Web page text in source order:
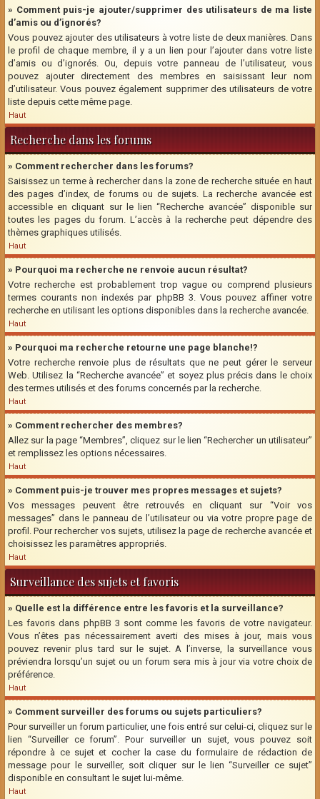
» Comment puis-je ajouter/supprimer des utilisateurs de ma liste
d’amis ou d’ignorés?
Vous pouvez ajouter des utilisateurs à votre liste de deux manières. Dans
le profil de chaque membre, il y a un lien pour l’ajouter dans votre liste
d’amis ou d’ignorés. Ou, depuis votre panneau de l’utilisateur, vous
pouvez ajouter directement des membres en saisissant leur nom
d’utilisateur. Vous pouvez également supprimer des utilisateurs de votre
liste depuis cette même page.
Haut
Recherche dans les forums
» Comment rechercher dans les forums?
Saisissez un terme à rechercher dans la zone de recherche située en haut
des pages d’index, de forums ou de sujets. La recherche avancée est
accessible en cliquant sur le lien “Recherche avancée” disponible sur
toutes les pages du forum. L’accès à la recherche peut dépendre des
thèmes graphiques utilisés.
Haut
» Pourquoi ma recherche ne renvoie aucun résultat?
Votre recherche est probablement trop vague ou comprend plusieurs
termes courants non indexés par phpBB 3. Vous pouvez affiner votre
recherche en utilisant les options disponibles dans la recherche avancée.
Haut
» Pourquoi ma recherche retourne une page blanche!?
Votre recherche renvoie plus de résultats que ne peut gérer le serveur
Web. Utilisez la “Recherche avancée” et soyez plus précis dans le choix
des termes utilisés et des forums concernés par la recherche.
Haut
» Comment rechercher des membres?
Allez sur la page “Membres”, cliquez sur le lien “Rechercher un utilisateur”
et remplissez les options nécessaires.
Haut
» Comment puis-je trouver mes propres messages et sujets?
Vos messages peuvent être retrouvés en cliquant sur “Voir vos
messages” dans le panneau de l’utilisateur ou via votre propre page de
profil. Pour rechercher vos sujets, utilisez la page de recherche avancée et
choisissez les paramètres appropriés.
Haut
Surveillance des sujets et favoris
» Quelle est la différence entre les favoris et la surveillance?
Les favoris dans phpBB 3 sont comme les favoris de votre navigateur.
Vous n’êtes pas nécessairement averti des mises à jour, mais vous
pouvez revenir plus tard sur le sujet. A l’inverse, la surveillance vous
préviendra lorsqu’un sujet ou un forum sera mis à jour via votre choix de
préférence.
Haut
» Comment surveiller des forums ou sujets particuliers?
Pour surveiller un forum particulier, une fois entré sur celui-ci, cliquez sur le
lien “Surveiller ce forum”. Pour surveiller un sujet, vous pouvez soit
répondre à ce sujet et cocher la case du formulaire de rédaction de
message pour le surveiller, soit cliquer sur le lien “Surveiller ce sujet”
disponible en consultant le sujet lui-même.
Haut